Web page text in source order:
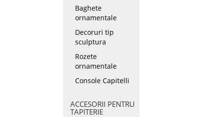
Baghete
ornamentale
Decoruri tip
sculptura
Rozete
ornamentale
Console Capitelli
ACCESORII PENTRU
TAPITERIE